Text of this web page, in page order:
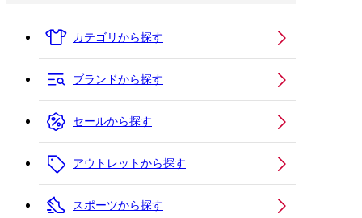
カテゴリから探す
ブランドから探す
セールから探す
アウトレットから探す
スポーツから探す